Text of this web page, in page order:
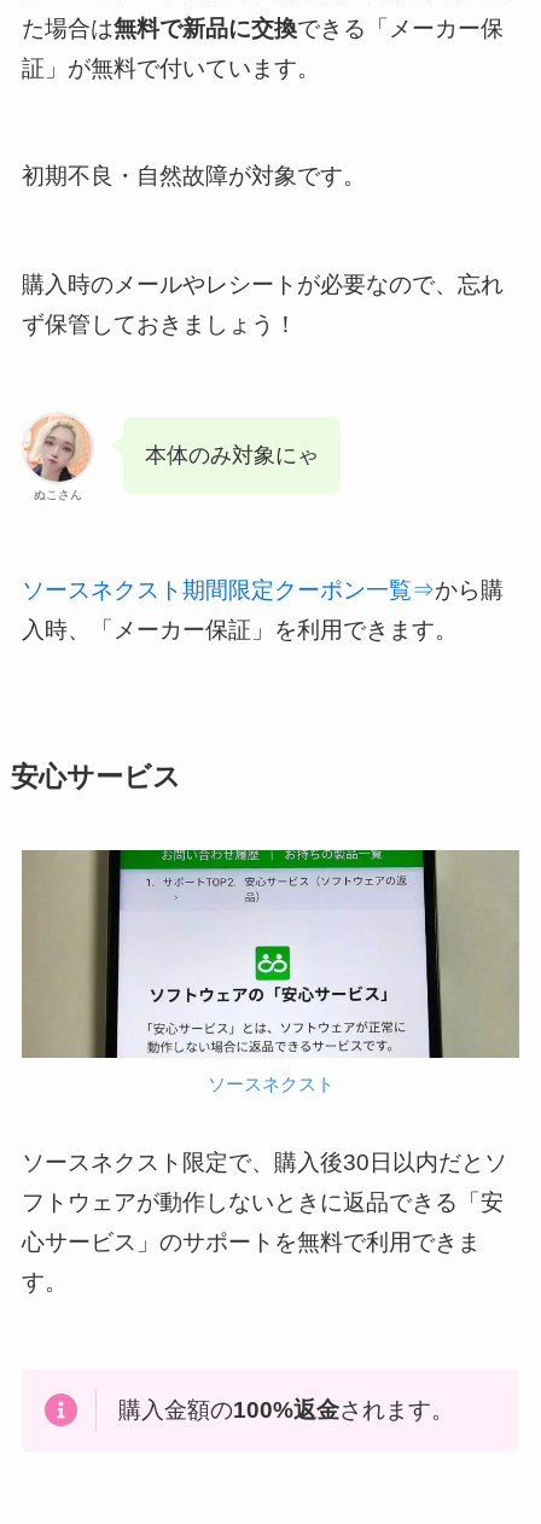
た場合は無料で新品に交換できる「メーカー保
証」が無料で付いています。
初期不良・自然故障が対象です。
購入時のメールやレシートが必要なので、忘れ
ず保管しておきましょう！
ぬこさん
本体のみ対象にゃ
ソースネクスト期間限定クーポン一覧⇒から購
入時、「メーカー保証」を利用できます。
安心サービス
ソースネクスト
ソースネクスト限定で、購入後30日以内だとソ
フトウェアが動作しないときに返品できる「安
心サービス」のサポートを無料で利用できま
す。
購入金額の100%返金されます。